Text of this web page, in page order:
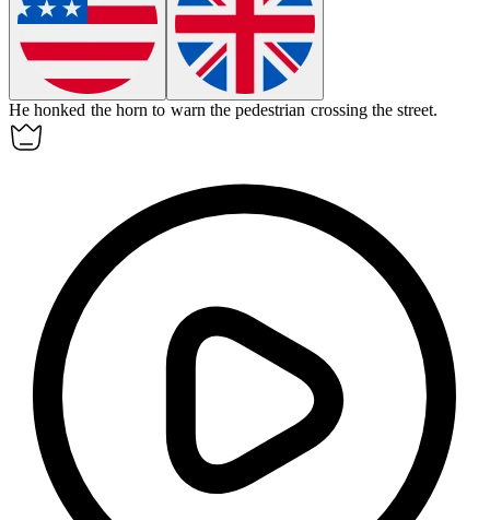
He honked the horn to warn the pedestrian crossing the street.